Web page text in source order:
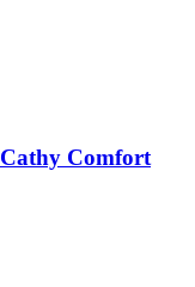
Comfort